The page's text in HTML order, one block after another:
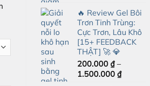
là:
350.000 ₫.
tại
là:
150.000 ₫.
🔥 Review Gel Bôi
Trơn Tinh Trùng:
Cực Trơn, Lâu Khô
[15+ FEEDBACK
THẬT] 🚀 💎
200.000 ₫ –
1.500.000 ₫Khoảng
Độ Cao, Mới Ra Mắt 2026 số lượng